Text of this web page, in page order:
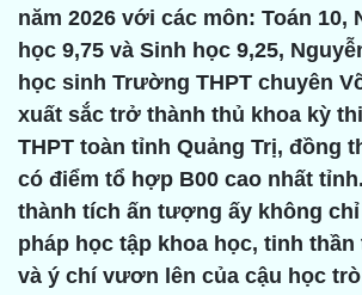
năm 2026 với các môn: Toán 10,
học 9,75 và Sinh học 9,25,
học sinh Trường THPT chuyên
xuất sắc trở thành thủ khoa kỳ
THPT toàn tỉnh Quảng Trị, đồng
có điểm tổ hợp B00 cao nhất
thành tích ấn tượng ấy không
pháp học tập khoa học, tinh
và ý chí vươn lên của cậu học